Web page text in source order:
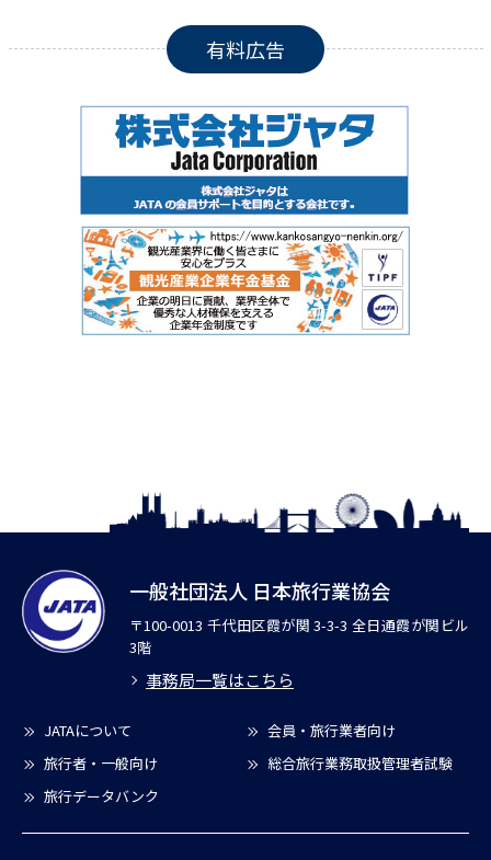
有料広告
一般社団法人 日本旅行業協会
〒100-0013 千代田区霞が関 3-3-3 全日通霞が関ビル
3階
事務局一覧はこちら
JATAについて
会員・旅行業者向け
旅行者・一般向け
総合旅行業務取扱管理者試験
旅行データバンク